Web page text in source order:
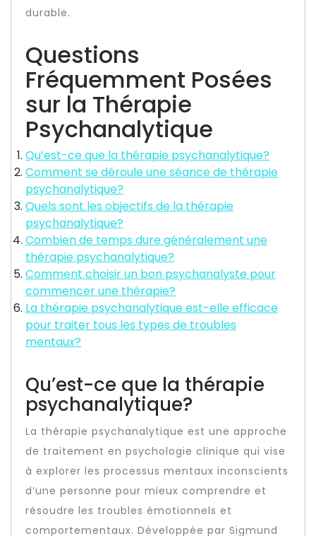
durable.
Questions
Fréquemment Posées
sur la Thérapie
Psychanalytique
Qu’est-ce que la thérapie psychanalytique?
Comment se déroule une séance de thérapie
psychanalytique?
Quels sont les objectifs de la thérapie
psychanalytique?
Combien de temps dure généralement une
thérapie psychanalytique?
Comment choisir un bon psychanalyste pour
commencer une thérapie?
La thérapie psychanalytique est-elle efficace
pour traiter tous les types de troubles
mentaux?
Qu’est-ce que la thérapie
psychanalytique?
La thérapie psychanalytique est une approche
de traitement en psychologie clinique qui vise
à explorer les processus mentaux inconscients
d’une personne pour mieux comprendre et
résoudre les troubles émotionnels et
comportementaux. Développée par Sigmund